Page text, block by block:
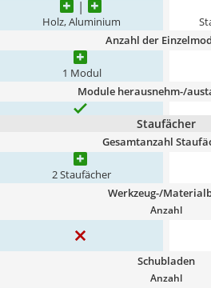
Holz, Aluminium
Anzahl der
1 Modul
Module herausnehm-/
Staufächer
Gesamtanzahl
2 Staufächer
Werkzeug-/
Anzahl
Schubladen
Anzahl